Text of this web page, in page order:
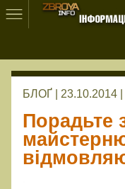
БЛОҐ | 23.10.2014 |
Порадьте